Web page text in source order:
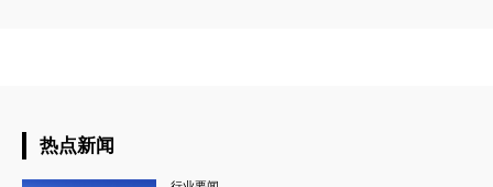
热点新闻